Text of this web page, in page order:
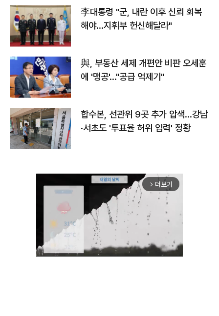
李대통령 "군, 내란 이후 신뢰 회복
해야…지휘부 헌신해달라"
與, 부동산 세제 개편안 비판 오세훈
에 '맹공'…"공급 억제기"
합수본, 선관위 9곳 추가 압색…강남
·서초도 '투표율 허위 입력' 정황
arrow_forward_ios 더보기